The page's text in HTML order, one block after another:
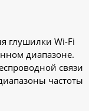
глушилки Wi-Fi
диапазоне.
связи
частоты